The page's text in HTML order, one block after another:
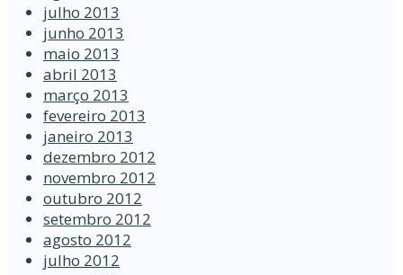
julho 2013
junho 2013
maio 2013
abril 2013
março 2013
fevereiro 2013
janeiro 2013
dezembro 2012
novembro 2012
outubro 2012
setembro 2012
agosto 2012
julho 2012